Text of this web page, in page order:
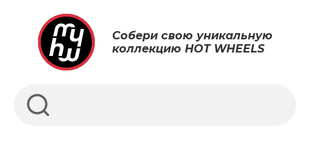
Собери свою уникальную
коллекцию HOT WHEELS